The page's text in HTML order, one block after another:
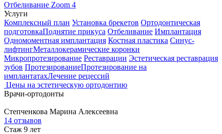
Отбеливание Zoom 4
Услуги
Комплексный план Установка брекетов Ортодонтическая
подготовкаПоднятие прикуса Отбеливание Имплантация
Одномоментная имплантация Костная пластика Синус-
лифтингМеталлокерамические коронки
Микропротезирование Реставрации Эстетическая реставрация
зубов ПротезированиеПротезирование на
имплантатахЛечение рецессий
Цены на эстетическую ортодонтию
Врачи-ортодонты
Степченкова Марина Алексеевна
14 отзывов
Стаж 9 лет